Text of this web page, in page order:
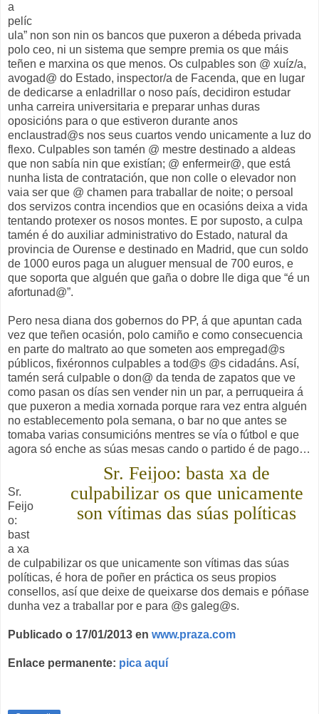
a
pelíc
ula” non son nin os bancos que puxeron a débeda privada
polo ceo, ni un sistema que sempre premia os que máis
teñen e marxina os que menos. Os culpables son @ xuíz/a,
avogad@ do Estado, inspector/a de Facenda, que en lugar
de dedicarse a enladrillar o noso país, decidiron estudar
unha carreira universitaria e preparar unhas duras
oposicións para o que estiveron durante anos
enclaustrad@s nos seus cuartos vendo unicamente a luz do
flexo. Culpables son tamén @ mestre destinado a aldeas
que non sabía nin que existían; @ enfermeir@, que está
nunha lista de contratación, que non colle o elevador non
vaia ser que @ chamen para traballar de noite; o persoal
dos servizos contra incendios que en ocasións deixa a vida
tentando protexer os nosos montes. E por suposto, a culpa
tamén é do auxiliar administrativo do Estado, natural da
provincia de Ourense e destinado en Madrid, que cun soldo
de 1000 euros paga un aluguer mensual de 700 euros, e
que soporta que alguén que gaña o dobre lle diga que “é un
afortunad@”.
Pero nesa diana dos gobernos do PP, á que apuntan cada
vez que teñen ocasión, polo camiño e como consecuencia
en parte do maltrato ao que someten aos empregad@s
públicos, fixéronnos culpables a tod@s @s cidadáns. Así,
tamén será culpable o don@ da tenda de zapatos que ve
como pasan os días sen vender nin un par, a perruqueira á
que puxeron a media xornada porque rara vez entra alguén
no establecemento pola semana, o bar no que antes se
tomaba varias consumicións mentres se vía o fútbol e que
agora só enche as súas mesas cando o partido é de pago…
Sr. Feijoo: basta xa de
culpabilizar os que unicamente
son vítimas das súas políticas
Sr.
Feijo
o:
bast
a xa
de culpabilizar os que unicamente son vítimas das súas
políticas, é hora de poñer en práctica os seus propios
consellos, así que deixe de queixarse dos demais e póñase
dunha vez a traballar por e para @s galeg@s.
Publicado o 17/01/2013 en www.praza.com
Enlace permanente: pica aquí